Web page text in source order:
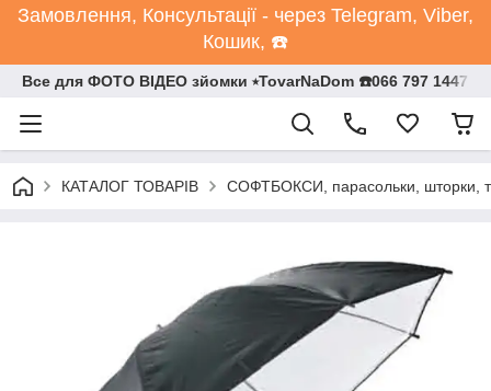
Замовлення, Консультації - через Telegram, Viber,
Кошик, ☎️
Все для ФОТО ВІДЕО зйомки ⭒TovarNaDom ☎️066 797 1447
КАТАЛОГ ТОВАРІВ СОФТБОКСИ, парасольки, шторки,